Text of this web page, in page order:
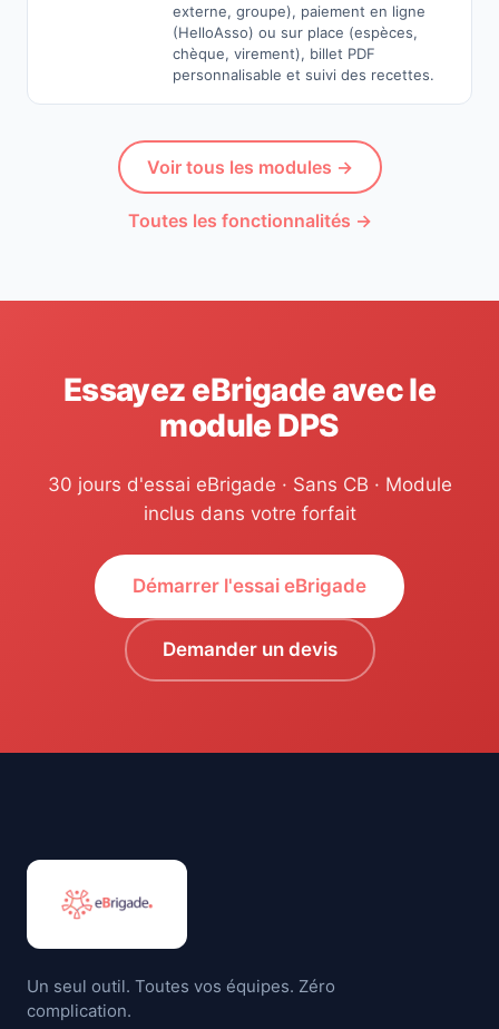
externe, groupe), paiement en ligne
(HelloAsso) ou sur place (espèces,
chèque, virement), billet PDF
personnalisable et suivi des recettes.
Voir tous les modules →
Toutes les fonctionnalités →
Essayez eBrigade avec le
module DPS
30 jours d'essai eBrigade · Sans CB · Module
inclus dans votre forfait
Démarrer l'essai eBrigade
Demander un devis
Un seul outil. Toutes vos équipes. Zéro
complication.